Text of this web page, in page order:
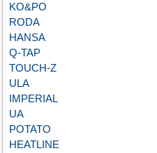
KO&PO
RODA
HANSA
Q-TAP
TOUCH-Z
ULA
IMPERIAL
UA
POTATO
HEATLINE